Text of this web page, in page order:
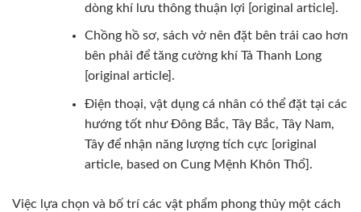
dòng khí lưu thông thuận lợi [original article].
Chồng hồ sơ, sách vở nên đặt bên trái cao hơn
bên phải để tăng cường khí Tả Thanh Long
[original article].
Điện thoại, vật dụng cá nhân có thể đặt tại các
hướng tốt như Đông Bắc, Tây Bắc, Tây Nam,
Tây để nhận năng lượng tích cực [original
article, based on Cung Mệnh Khôn Thổ].
Việc lựa chọn và bố trí các vật phẩm phong thủy một cách